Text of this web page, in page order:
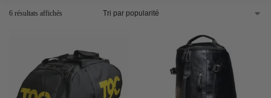
6 résultats affichés